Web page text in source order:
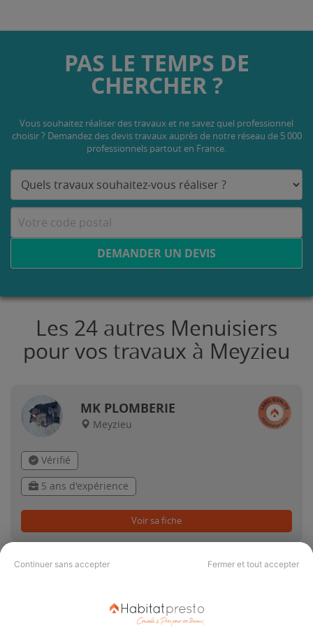
Continuer sans accepter Fermer et tout accepter
PAS LE TEMPS DE
CHERCHER ?
Vous souhaitez réaliser des travaux et ne savez quel professionnel
choisir ? Demandez des devis travaux auprès de notre réseau de 5 000
professionnels partout en France.
DEMANDER UN DEVIS
Les 24 autres Menuisiers
pour vos travaux à Meyzieu
MK PLOMBERIE
Meyzieu
Vérifié
5 ans d'expérience
Voir sa fiche
Meyzieu